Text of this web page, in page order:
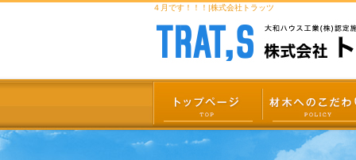
４月です！！！|株式会社トラッツ